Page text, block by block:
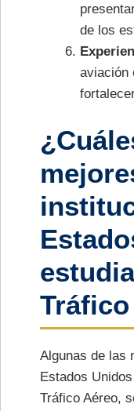
de los
aviación
Algunas de las
Estados
Tráfico Aéreo,